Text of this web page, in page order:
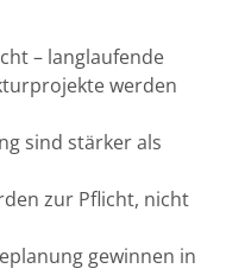
– langlaufende
werden
sind stärker als
zur Pflicht, nicht
gewinnen in